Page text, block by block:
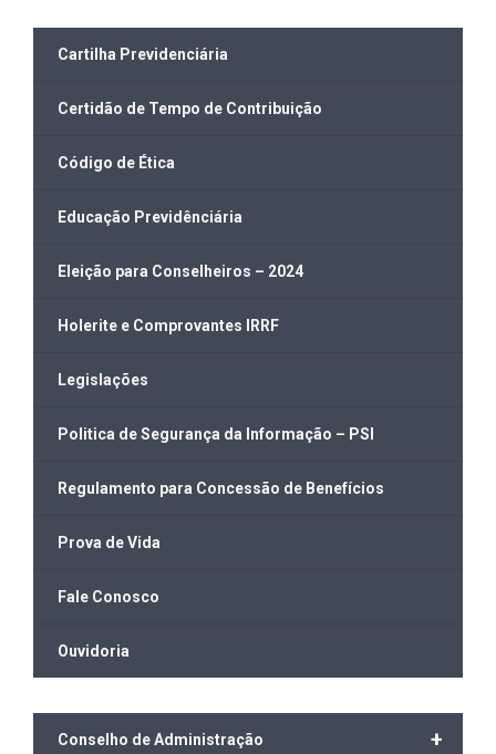
Cartilha Previdenciária
Certidão de Tempo de Contribuição
Código de Ética
Educação Previdênciária
Eleição para Conselheiros – 2024
Holerite e Comprovantes IRRF
Legislações
Politica de Segurança da Informação – PSI
Regulamento para Concessão de Benefícios
Prova de Vida
Fale Conosco
Ouvidoria
+
Conselho de Administração